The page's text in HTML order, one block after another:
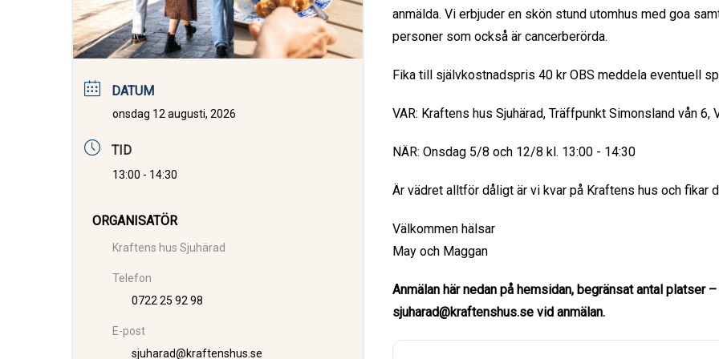
DATUM
onsdag 12 augusti, 2026
TID
13:00 - 14:30
ORGANISATÖR
Kraftens hus Sjuhärad
Telefon
0722 25 92 98
E-post
sjuharad@kraftenshus.se
anmälda. Vi erbjuder en skön stund utomhus med goa
personer som också är cancerberörda.
Fika till självkostnadspris 40 kr OBS meddela eventuell
VAR: Kraftens hus Sjuhärad, Träffpunkt Simonsland vån
NÄR: Onsdag 5/8 och 12/8 kl. 13:00 - 14:30
Är vädret alltför dåligt är vi kvar på Kraftens hus och fikar
Välkommen hälsar
May och Maggan
Anmälan här nedan på hemsidan, begränsat antal
sjuharad@kraftenshus.se vid anmälan.